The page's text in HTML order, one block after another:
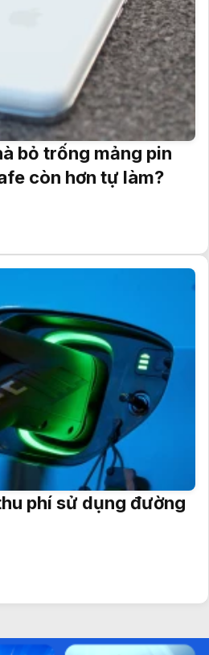
bỏ trống mảng pin
còn hơn tự làm?
phí sử dụng đường